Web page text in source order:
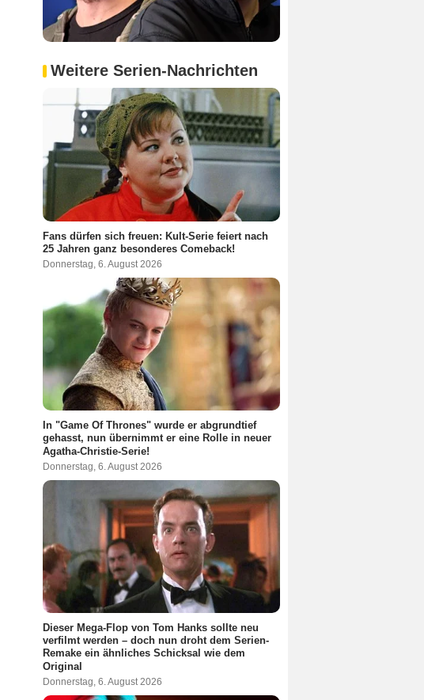
Weitere Serien-Nachrichten
Fans dürfen sich freuen: Kult-Serie feiert nach
25 Jahren ganz besonderes Comeback!
Donnerstag, 6. August 2026
In "Game Of Thrones" wurde er abgrundtief
gehasst, nun übernimmt er eine Rolle in neuer
Agatha-Christie-Serie!
Donnerstag, 6. August 2026
Dieser Mega-Flop von Tom Hanks sollte neu
verfilmt werden – doch nun droht dem Serien-
Remake ein ähnliches Schicksal wie dem
Original
Donnerstag, 6. August 2026